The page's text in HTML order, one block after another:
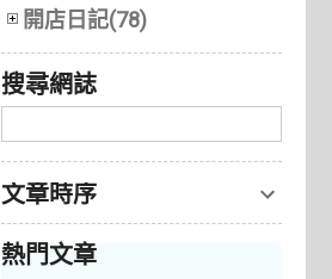
開店日記(78)
搜尋網誌
文章時序
熱門文章